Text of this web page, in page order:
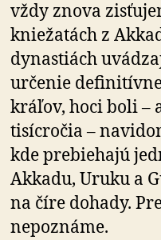
vždy znova
kniežatách z
dynastiách
určenie
kráľov, hoci boli –
tisícročia –
kde prebiehajú
Akkadu, Uruku a
na číre dohady.
nepoznáme.